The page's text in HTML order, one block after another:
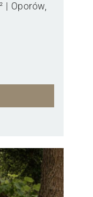
| Oporów,